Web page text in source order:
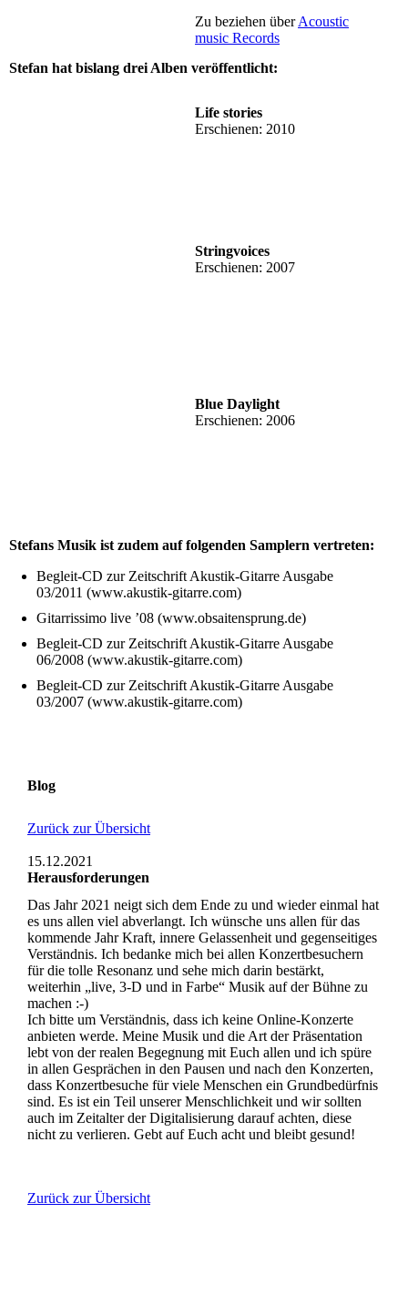
Zu beziehen überAcoustic
music Records
Stefan hat bislang drei Alben veröffentlicht:
Life stories
Erschienen: 2010
Stringvoices
Erschienen: 2007
Blue Daylight
Erschienen: 2006
Stefans Musik ist zudem auf folgenden Samplern vertreten:
Begleit-CD zur Zeitschrift Akustik-Gitarre Ausgabe
03/2011 (www.akustik-gitarre.com)
Gitarrissimo live ’08 (www.obsaitensprung.de)
Begleit-CD zur Zeitschrift Akustik-Gitarre Ausgabe
06/2008 (www.akustik-gitarre.com)
Begleit-CD zur Zeitschrift Akustik-Gitarre Ausgabe
03/2007 (www.akustik-gitarre.com)
Blog
Zurück zur Übersicht
15.12.2021
Herausforderungen
Das Jahr 2021 neigt sich dem Ende zu und wieder einmal hat
es uns allen viel abverlangt. Ich wünsche uns allen für das
kommende Jahr Kraft, innere Gelassenheit und gegenseitiges
Verständnis. Ich bedanke mich bei allen Konzertbesuchern
für die tolle Resonanz und sehe mich darin bestärkt,
weiterhin „live, 3-D und in Farbe“ Musik auf der Bühne zu
machen :-)
Ich bitte um Verständnis, dass ich keine Online-Konzerte
anbieten werde. Meine Musik und die Art der Präsentation
lebt von der realen Begegnung mit Euch allen und ich spüre
in allen Gesprächen in den Pausen und nach den Konzerten,
dass Konzertbesuche für viele Menschen ein Grundbedürfnis
sind. Es ist ein Teil unserer Menschlichkeit und wir sollten
auch im Zeitalter der Digitalisierung darauf achten, diese
nicht zu verlieren. Gebt auf Euch acht und bleibt gesund!
Zurück zur Übersicht